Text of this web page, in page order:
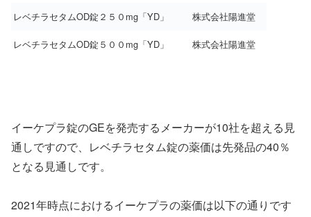
レベチラセタムOD錠２５０mg「YD」 株式会社陽進堂
レベチラセタムOD錠５００mg「YD」 株式会社陽進堂
イーケプラ錠のGEを発売するメーカーが10社を超える見
通しですので、レベチラセタム錠の薬価は先発品の40％
となる見通しです。
2021年時点におけるイーケプラの薬価は以下の通りです